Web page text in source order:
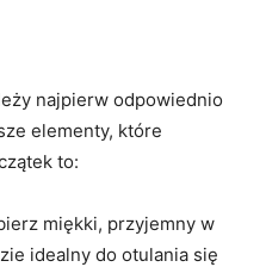
najpierw ⁤odpowiednio
elementy, które⁣
to:
miękki, przyjemny w
idealny do otulania ​się‌